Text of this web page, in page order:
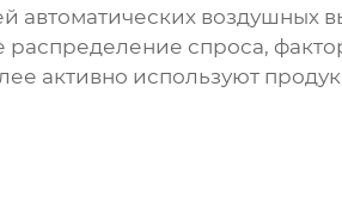
автоматических воздушных
спроса,
активно используют